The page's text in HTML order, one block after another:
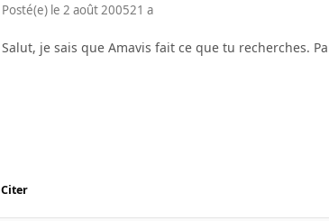
Posté(e) le 2 août 200521 a
Salut, je sais que Amavis fait ce que tu recherches.
Citer